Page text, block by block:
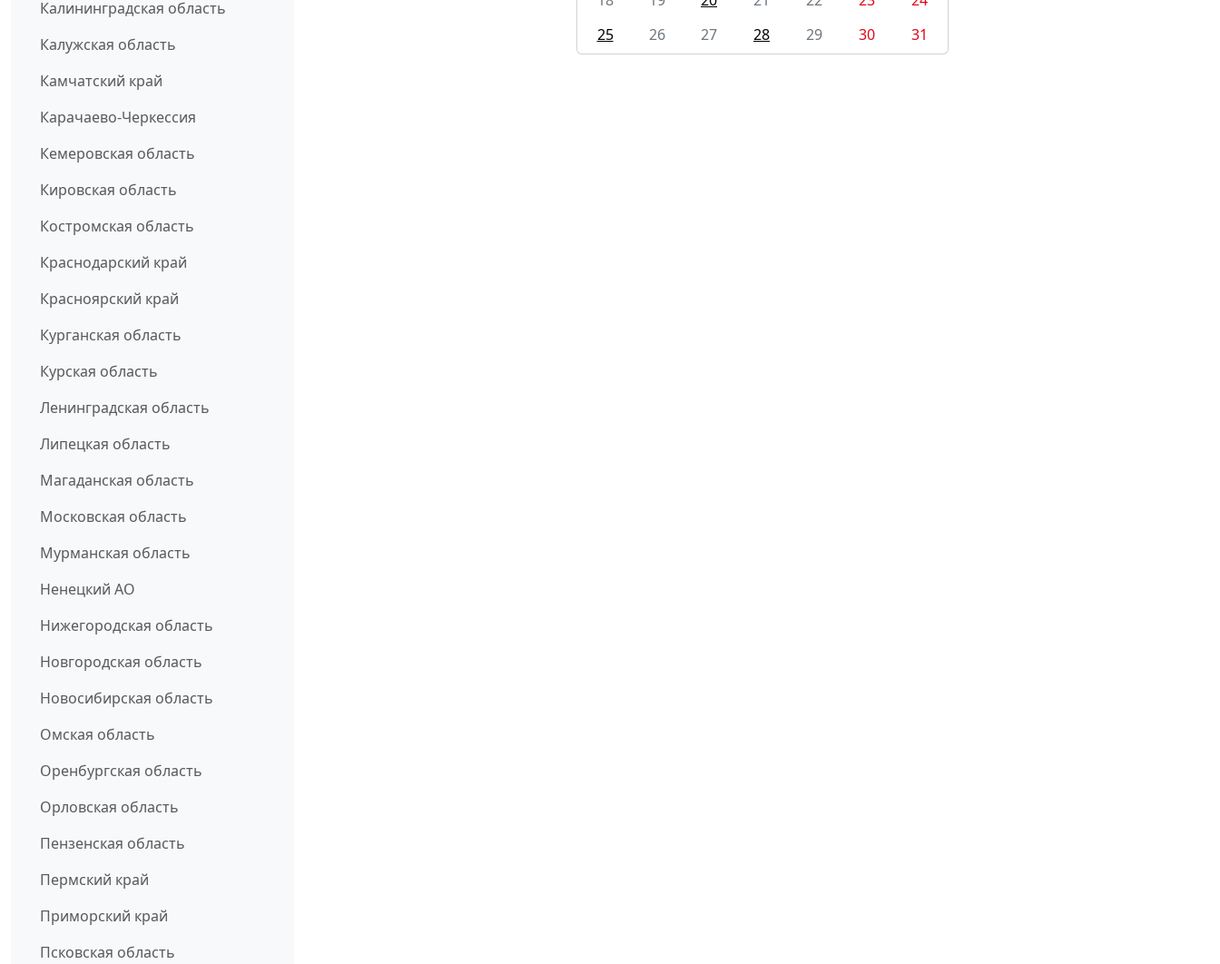
Калининградская область
Калужская область
Камчатский край
Карачаево-Черкессия
Кемеровская область
Кировская область
Костромская область
Краснодарский край
Красноярский край
Курганская область
Курская область
Ленинградская область
Липецкая область
Магаданская область
Московская область
Мурманская область
Ненецкий АО
Нижегородская область
Новгородская область
Новосибирская область
Омская область
Оренбургская область
Орловская область
Пензенская область
Пермский край
Приморский край
Псковская область
25
26 27 28 29 30 31